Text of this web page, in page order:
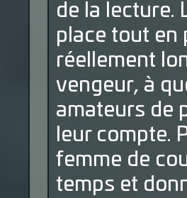
de la lecture.
place tout en
réellement
vengeur, à
amateurs de
leur compte.
femme de
temps et